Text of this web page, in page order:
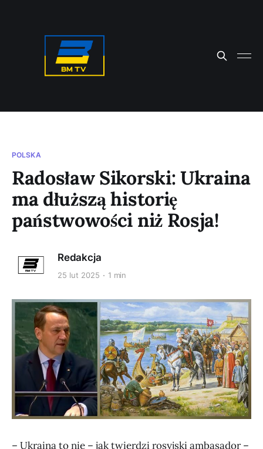
POLSKA
Radosław Sikorski: Ukraina
ma dłuższą historię
państwowości niż Rosja!
Redakcja
25 lut 2025 1 min
– Ukraina to nie – jak twierdzi rosyjski ambasador –